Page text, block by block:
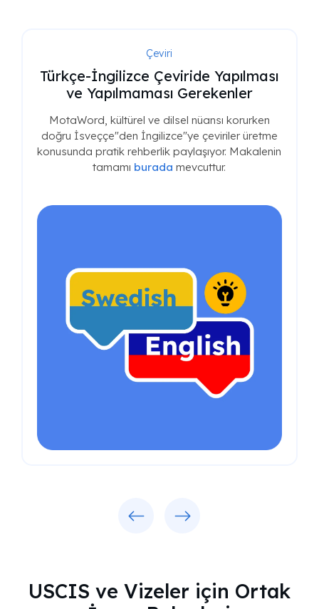
Çeviri
Türkçe-İngilizce Çeviride Yapılması
ve Yapılmaması Gerekenler
MotaWord, kültürel ve dilsel nüansı korurken
doğru İsveççe"den İngilizce"ye çeviriler üretme
konusunda pratik rehberlik paylaşıyor. Makalenin
tamamı burada mevcuttur.
USCIS ve Vizeler için Ortak